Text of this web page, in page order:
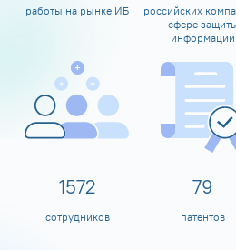
работы на рынке ИБ
российских
сфере
информации
1600
сотрудников
80
патентов